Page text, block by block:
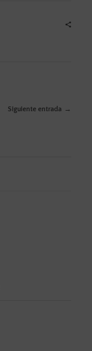
Siguiente entrada